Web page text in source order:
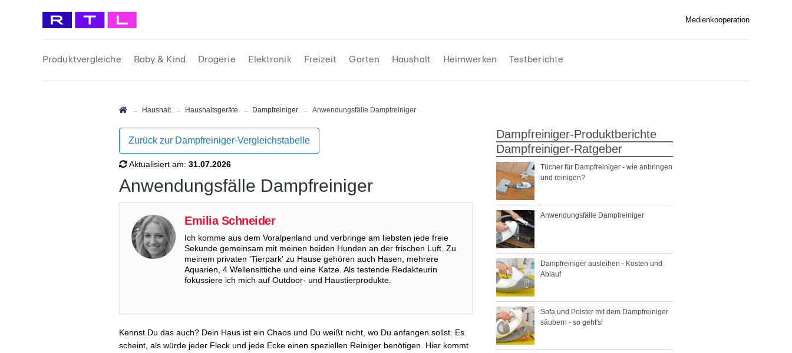
Medienkooperation
Produktvergleiche Baby & Kind Drogerie Elektronik Freizeit Garten Haushalt Heimwerken Testberichte
Haushalt Haushaltsgeräte Dampfreiniger Anwendungsfälle Dampfreiniger
Zurück zur Dampfreiniger-Vergleichstabelle
Aktualisiert am: 31.07.2026
Anwendungsfälle Dampfreiniger
Emilia Schneider
Ich komme aus dem Voralpenland und verbringe am liebsten jede freie
Sekunde gemeinsam mit meinen beiden Hunden an der frischen Luft. Zu
meinem privaten 'Tierpark' zu Hause gehören auch Hasen, mehrere
Aquarien, 4 Wellensittiche und eine Katze. Als testende Redakteurin
fokussiere ich mich auf Outdoor- und Haustierprodukte.
Kennst Du das auch? Dein Haus ist ein Chaos und Du weißt nicht, wo Du anfangen sollst. Es
scheint, als würde jeder Fleck und jede Ecke einen speziellen Reiniger benötigen. Hier kommt
Dampfreiniger-Produktberichte
Dampfreiniger-Ratgeber
Tücher für Dampfreiniger - wie anbringen
und reinigen?
Anwendungsfälle Dampfreiniger
Dampfreiniger ausleihen - Kosten und
Ablauf
Sofa und Polster mit dem Dampfreiniger
säubern - so geht's!